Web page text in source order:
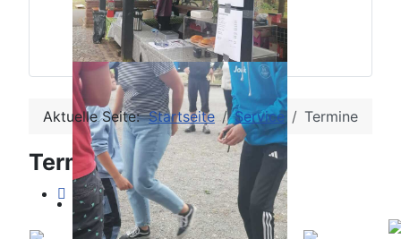
Aktuelle Seite:Startseite Service Termine
Terminkalender